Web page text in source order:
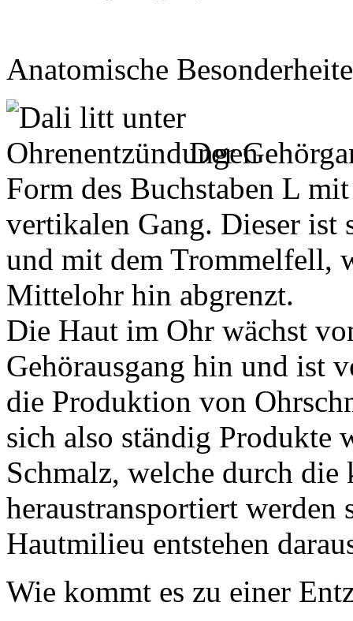
Anatomische
Der
Form des Buchstaben L
vertikalen Gang. Dieser ist
und mit dem Trommelfell,
Mittelohr hin abgrenzt.
Die Haut im Ohr wächst
Gehörausgang hin und ist
die Produktion von
sich also ständig Produkte
Schmalz, welche durch
heraustransportiert
Hautmilieu entstehen
Wie kommt es zu einer